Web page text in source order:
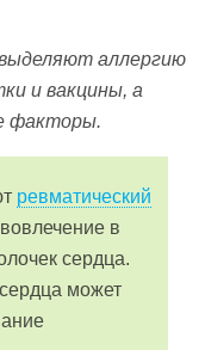
выделяют аллергию
и вакцины, а
факторы.
ревматический
в
сердца.
может